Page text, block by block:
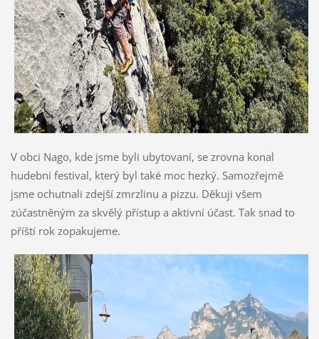
V obci Nago, kde jsme byli ubytovaní, se zrovna konal
hudební festival, který byl také moc hezký. Samozřejmě
jsme ochutnali zdejší zmrzlinu a pizzu. Děkuji všem
zúčastněným za skvělý přístup a aktivní účast. Tak snad to
příští rok zopakujeme.